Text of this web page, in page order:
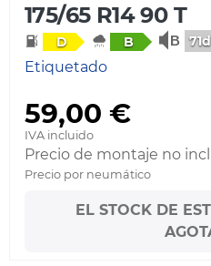
175/65 R14 90 T
D B
Etiquetado
59,00 €
IVA incluido
Precio de montaje no
Precio por neumático
EL STOCK DE